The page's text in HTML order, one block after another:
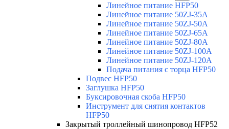
Линейное питание HFP50
Линейное питание 50ZJ-35A
Линейное питание 50ZJ-50A
Линейное питание 50ZJ-65A
Линейное питание 50ZJ-80A
Линейное питание 50ZJ-100A
Линейное питание 50ZJ-120A
Подача питания с торца HFP50
Подвес HFP50
Заглушка HFP50
Буксировочная скоба HFP50
Инструмент для снятия контактов
HFP50
Закрытый троллейный шинопровод HFP52